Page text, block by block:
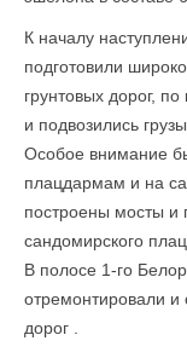
К началу
подготовили
грунтовых дорог,
и подвозились
Особое вни­мание
плацдармам и на
построены мосты и
сандомирского
В полосе 1-го
отремонтировали
дорог .